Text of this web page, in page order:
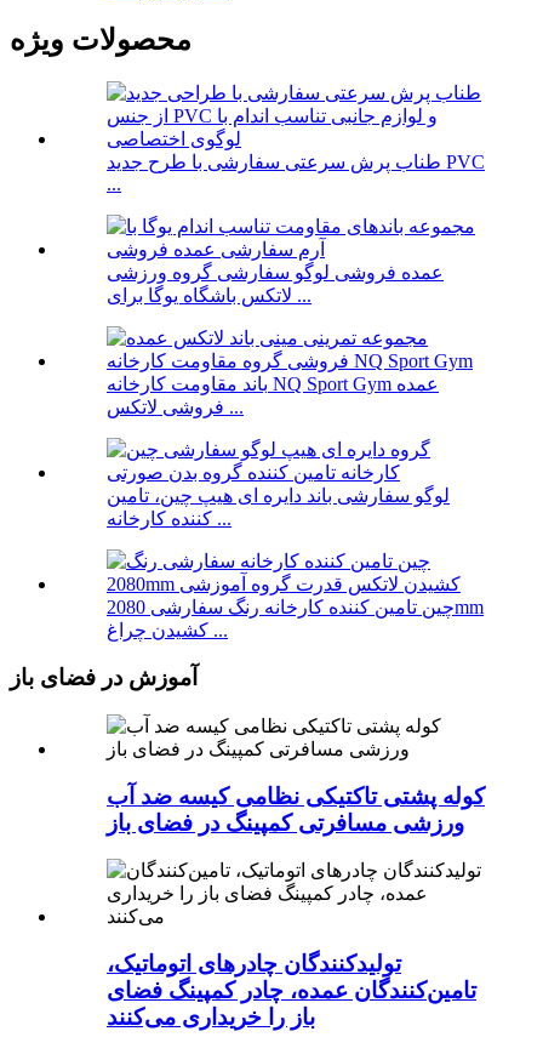
محصولات ویژه
طناب پرش سرعتی سفارشی با طرح جدید PVC
...
عمده فروشی لوگو سفارشی گروه ورزشی
لاتکس باشگاه یوگا برای ...
باند مقاومت کارخانه NQ Sport Gym عمده
فروشی لاتکس ...
لوگو سفارشی باند دایره ای هیپ چین، تامین
کننده کارخانه ...
چین تامین کننده کارخانه رنگ سفارشی 2080mm
کشیدن چراغ ...
آموزش در فضای باز
کوله پشتی تاکتیکی نظامی کیسه ضد آب
ورزشی مسافرتی کمپینگ در فضای باز
تولیدکنندگان چادرهای اتوماتیک،
تامین‌کنندگان عمده، چادر کمپینگ فضای
باز را خریداری می‌کنند